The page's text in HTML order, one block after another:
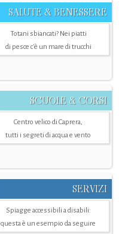
SALUTE & BENESSERE
Totani sbiancati? Nei piatti
di pesce c'è un mare di trucchi
SCUOLE & CORSI
Centro velico di Caprera,
tutti i segreti di acqua e vento
SERVIZI
Spiagge accessibili a disabili:
questa è un esempio da seguire